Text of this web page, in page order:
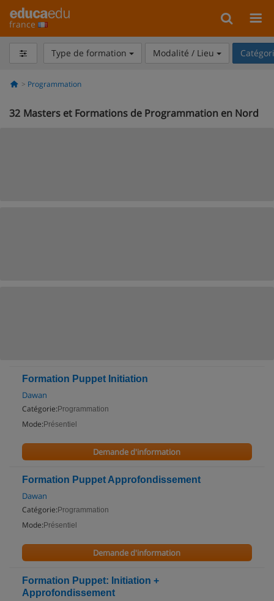
france
Type de formation Modalité / Lieu
Programmation
32 Masters et Formations de Programmation en Nord
Formation Puppet Initiation
Dawan
Catégorie: Programmation
Mode: Présentiel
Demande d'information
Formation Puppet Approfondissement
Dawan
Catégorie: Programmation
Mode: Présentiel
Demande d'information
Formation Puppet: Initiation +
Approfondissement